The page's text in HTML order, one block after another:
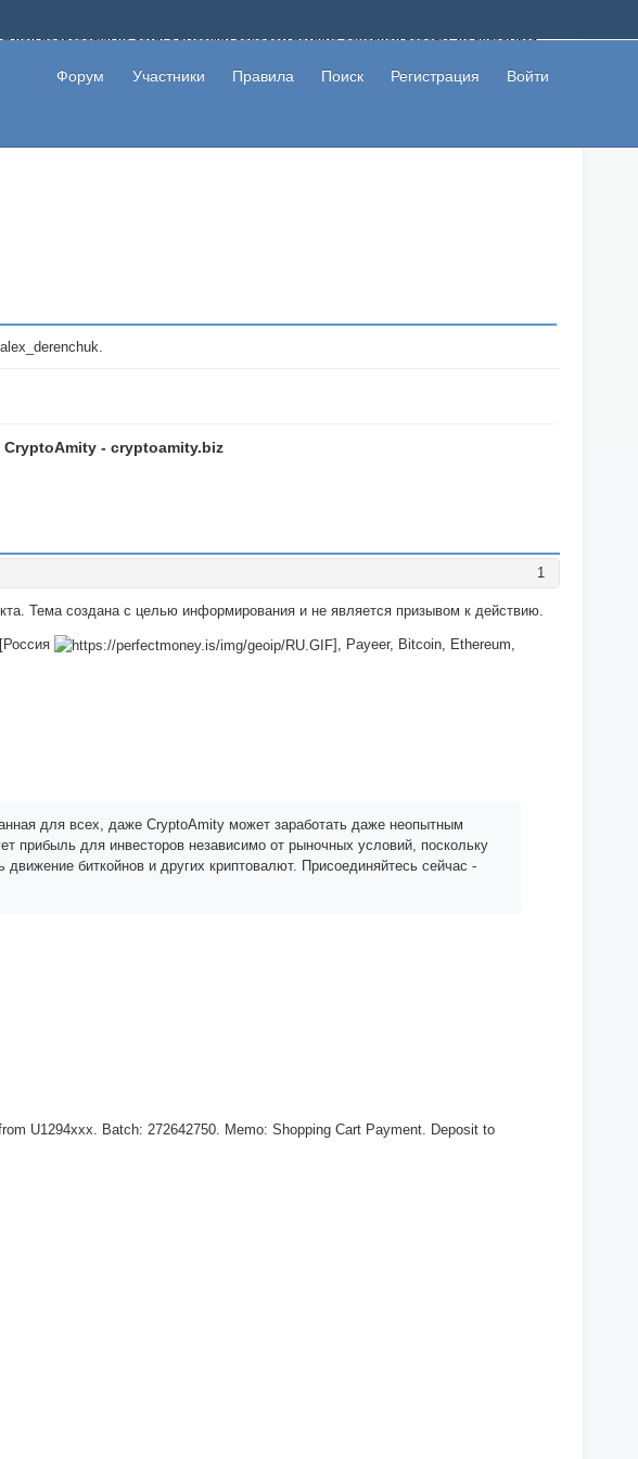
подработки на дому с высоким доходом помимо основной работы, не вкладывая
чтобы другие пользователи не попались на развод. Вы сможете начать зарабатывать
ссылками и первая прибыль не заставит себя долго ждать.
Форум Участники Правила Поиск Регистрация Войти
CryptoAmity - cryptoamity.biz
1
Тема создана с целью информирования и не является призывом к действию.
], Payeer, Bitcoin, Ethereum,
для всех, даже CryptoAmity может заработать даже неопытным
прибыль для инвесторов независимо от рыночных условий, поскольку
биткойнов и других криптовалют. Присоединяйтесь сейчас -
U1294xxx. Batch: 272642750. Memo: Shopping Cart Payment. Deposit to